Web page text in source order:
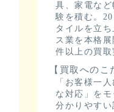
具、家電な
験を積む。
タイルを立
ス業を本格
件以上の買取
【買取へのこ
「お客様一
な対応」を
分かりやす